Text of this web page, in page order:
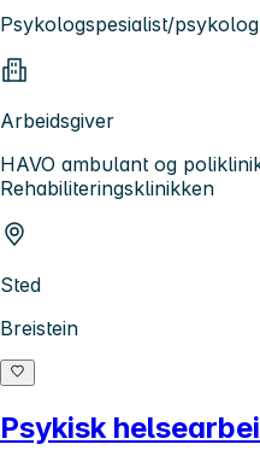
Psykologspesialist/psykolog
Arbeidsgiver
HAVO ambulant og
Rehabiliteringsklinikken
Sted
Breistein
Psykisk